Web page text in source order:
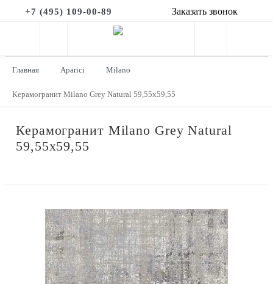
+7 (495) 109-00-89 Заказать звонок
Главная Aparici Milano
Керамогранит Milano Grey Natural 59,55x59,55
Керамогранит Milano Grey Natural
59,55x59,55